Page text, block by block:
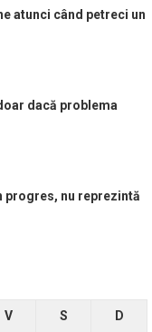
atunci când petreci un
dacă problema
progres, nu reprezintă
V S D